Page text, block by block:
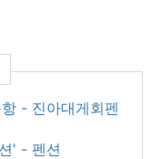
- 진아대게회펜
' - 펜션